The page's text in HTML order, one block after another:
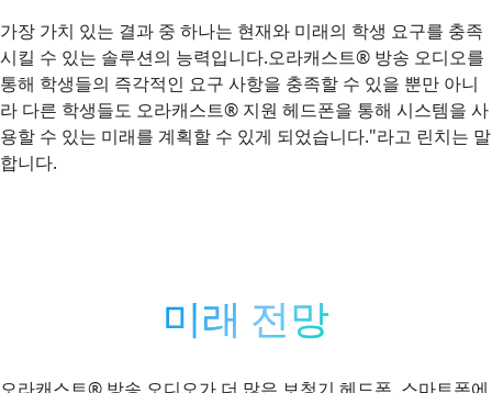
가장 가치 있는 결과 중 하나는 현재와 미래의 학생 요구를 충족
시킬 수 있는 솔루션의 능력입니다.오라캐스트® 방송 오디오를
통해 학생들의 즉각적인 요구 사항을 충족할 수 있을 뿐만 아니
라 다른 학생들도 오라캐스트® 지원 헤드폰을 통해 시스템을 사
용할 수 있는 미래를 계획할 수 있게 되었습니다."라고 린치는 말
합니다.
미래 전망